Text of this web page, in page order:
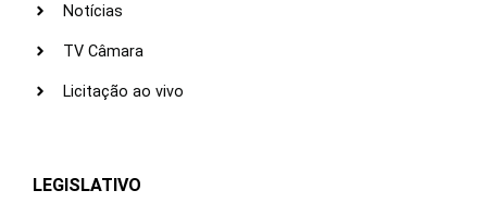
Notícias
TV Câmara
Licitação ao vivo
LEGISLATIVO